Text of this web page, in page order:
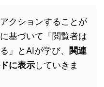
クションすることが
基づいて「閲覧者は
」とAIが学び、 関連
に表示していきま